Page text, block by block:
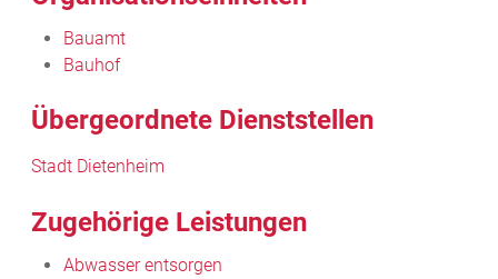
Bauamt
Bauhof
Übergeordnete Dienststellen
Stadt Dietenheim
Zugehörige Leistungen
Abwasser entsorgen